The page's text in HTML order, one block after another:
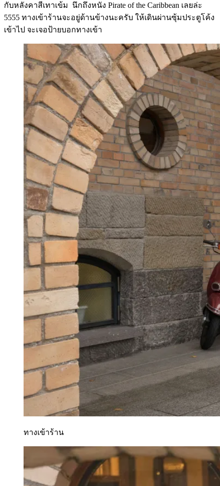
กับหลังคาสีเทาเข้ม นึกถึงหนัง Pirate of the Caribbean เลยล่ะ
5555 ทางเข้าร้านจะอยู่ด้านข้างนะครับ ให้เดินผ่านซุ้มประตูโค้ง
เข้าไป จะเจอป้ายบอกทางเข้า
ทางเข้าร้าน